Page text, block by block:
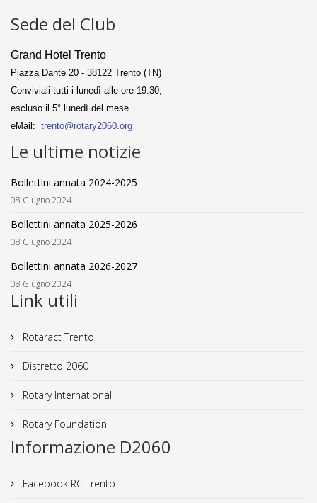
Sede del Club
Grand Hotel Trento
Piazza Dante 20 - 38122 Trento (TN)
Conviviali tutti i lunedì alle ore 19.30,
escluso il 5° lunedì del mese.
eMail: trento@rotary2060.org
Le ultime notizie
Bollettini annata 2024-2025
08 Giugno 2024
Bollettini annata 2025-2026
08 Giugno 2024
Bollettini annata 2026-2027
08 Giugno 2024
Link utili
Rotaract Trento
Distretto 2060
Rotary International
Rotary Foundation
Informazione D2060
Facebook RC Trento